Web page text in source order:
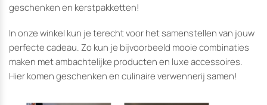
geschenken en kerstpakketten!
In onze winkel kun je terecht voor het samenstellen van jouw
perfecte cadeau. Zo kun je bijvoorbeeld mooie combinaties
maken met ambachtelijke producten en luxe accessoires.
Hier komen geschenken en culinaire verwennerij samen!